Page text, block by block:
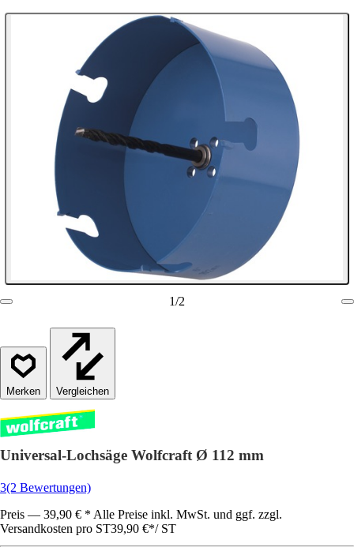
1/2
Vergleichen
Universal-Lochsäge Wolfcraft Ø 112 mm
3(2 Bewertungen)
Preis — 39,90 € * Alle Preise inkl. MwSt. und ggf. zzgl.
Versandkosten pro ST39,90 €*/ ST